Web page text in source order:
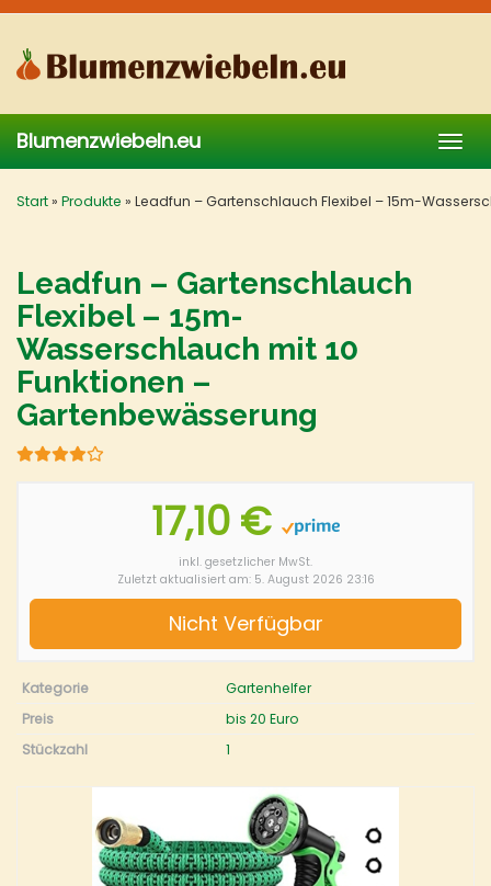
Skip
main
content
Blumenzwiebeln.eu
Start» Produkte » Leadfun – Gartenschlauch Flexibel – 15m-
Leadfun – Gartenschlauch
Flexibel – 15m-
Wasserschlauch mit 10
Funktionen –
Gartenbewässerung
17,10 €
inkl. gesetzlicher MwSt.
Zuletzt aktualisiert am: 5. August 2026 23:16
Nicht Verfügbar
Kategorie
Gartenhelfer
Preis
bis 20 Euro
Stückzahl
1